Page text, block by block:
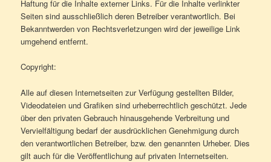
Haftung für die Inhalte externer Links. Für die Inhalte verlinkter
Seiten sind ausschließlich deren Betreiber verantwortlich. Bei
Bekanntwerden von Rechtsverletzungen wird der jeweilige Link
umgehend entfernt.
Copyright:
Alle auf diesen Internetseiten zur Verfügung gestellten Bilder,
Videodateien und Grafiken sind urheberrechtlich geschützt. Jede
über den privaten Gebrauch hinausgehende Verbreitung und
Vervielfältigung bedarf der ausdrücklichen Genehmigung durch
den verantwortlichen Betreiber, bzw. den genannten Urheber. Dies
gilt auch für die Veröffentlichung auf privaten Internetseiten.